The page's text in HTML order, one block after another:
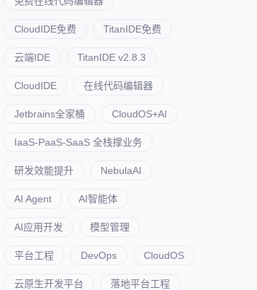
CloudIDE免费 TitanIDE免费
云端IDE TitanIDE v2.8.3
CloudIDE 在线代码编辑器
Jetbrains全家桶 CloudOS+AI
IaaS-PaaS-SaaS 全栈撑业务
研发效能提升 NebulaAI
AI Agent AI智能体
AI应用开发 模型管理
平台工程 DevOps CloudOS
云原生开发平台 落地平台工程